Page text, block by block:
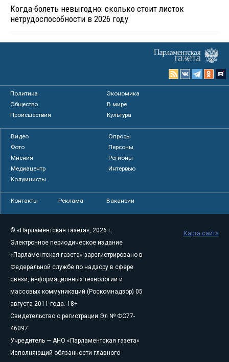
Когда болеть невыгодно: сколько стоит листок
нетрудоспособности в 2026 году
Политика
Экономика
Общество
В мире
Происшествия
Культура
Видео
Опросы
Фото
Персоны
Мнения
Регионы
Медиацентр
Интервью
Колумнисты
Контакты Реклама Вакансии
© «Парламентская газета», 2026 г.
Электронное периодическое издание
«Парламентская газета» зарегистрировано в
Федеральной службе по надзору в сфере
связи, информационных технологий и
массовых коммуникаций (Роскомнадзор) 05
августа 2011 года. 18+
Свидетельство о регистрации Эл № ФС77-
46097
Учредитель — АНО «Парламентская газета»
Исполняющий обязанности главного
Карта сайта